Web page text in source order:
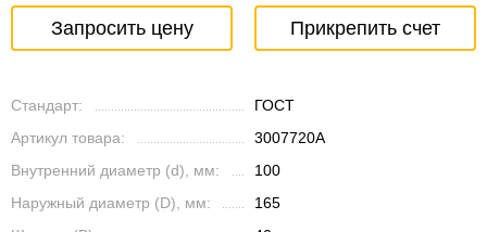
Запросить цену Прикрепить счет
Стандарт:
ГОСТ
Артикул товара:
3007720А
Внутренний диаметр (d), мм:
100
Наружный диаметр (D), мм:
165